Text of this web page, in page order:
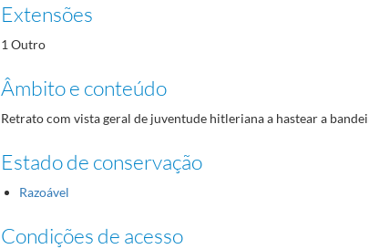
Extensões
1 Outro
Âmbito e conteúdo
Retrato com vista geral de juventude hitleriana a hastear a
Estado de conservação
Razoável
Condições de acesso